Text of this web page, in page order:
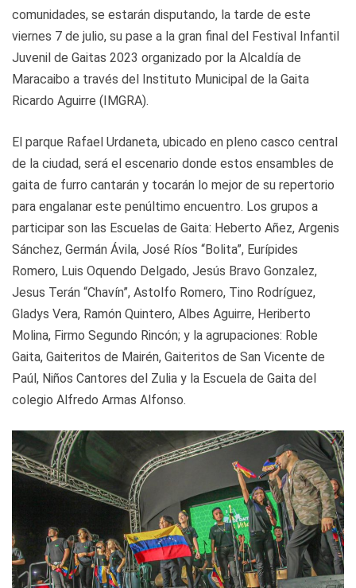
comunidades, se estarán disputando, la tarde de este
viernes 7 de julio, su pase a la gran final del Festival Infantil
Juvenil de Gaitas 2023 organizado por la Alcaldía de
Maracaibo a través del Instituto Municipal de la Gaita
Ricardo Aguirre (IMGRA).
El parque Rafael Urdaneta, ubicado en pleno casco central
de la ciudad, será el escenario donde estos ensambles de
gaita de furro cantarán y tocarán lo mejor de su repertorio
para engalanar este penúltimo encuentro. Los grupos a
participar son las Escuelas de Gaita: Heberto Añez, Argenis
Sánchez, Germán Ávila, José Ríos “Bolita”, Eurípides
Romero, Luis Oquendo Delgado, Jesús Bravo Gonzalez,
Jesus Terán “Chavín”, Astolfo Romero, Tino Rodríguez,
Gladys Vera, Ramón Quintero, Albes Aguirre, Heriberto
Molina, Firmo Segundo Rincón; y la agrupaciones: Roble
Gaita, Gaiteritos de Mairén, Gaiteritos de San Vicente de
Paúl, Niños Cantores del Zulia y la Escuela de Gaita del
colegio Alfredo Armas Alfonso.